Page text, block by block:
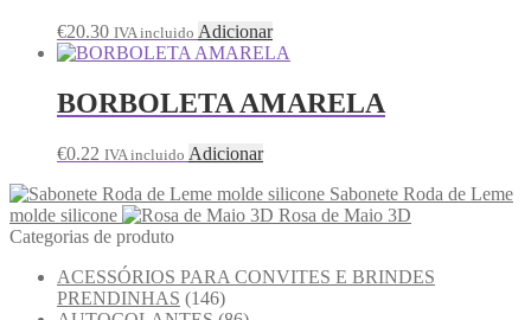
€20.30 IVA incluido Adicionar
BORBOLETA AMARELA
€0.22 IVA incluido Adicionar
Sabonete Roda de Leme
molde silicone
Rosa de Maio 3D
Categorias de produto
ACESSÓRIOS PARA CONVITES E BRINDES
PRENDINHAS (146)